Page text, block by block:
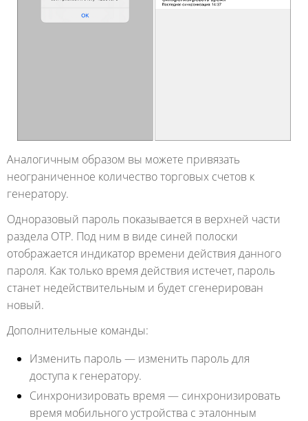
Аналогичным образом вы можете привязать
неограниченное количество торговых счетов к
генератору.
Одноразовый пароль показывается в верхней части
раздела OTP. Под ним в виде синей полоски
отображается индикатор времени действия данного
пароля. Как только время действия истечет, пароль
станет недействительным и будет сгенерирован
новый.
Дополнительные команды:
Изменить пароль — изменить пароль для
доступа к генератору.
Синхронизировать время — синхронизировать
время мобильного устройства с эталонным